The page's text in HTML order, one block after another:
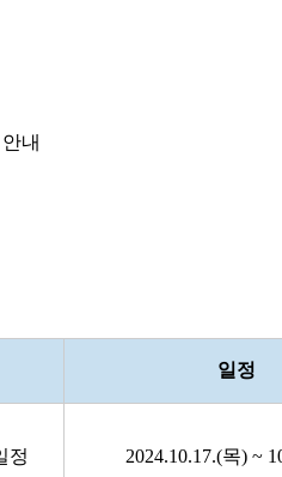
내
일정
정 2024.10.17.(목) ~